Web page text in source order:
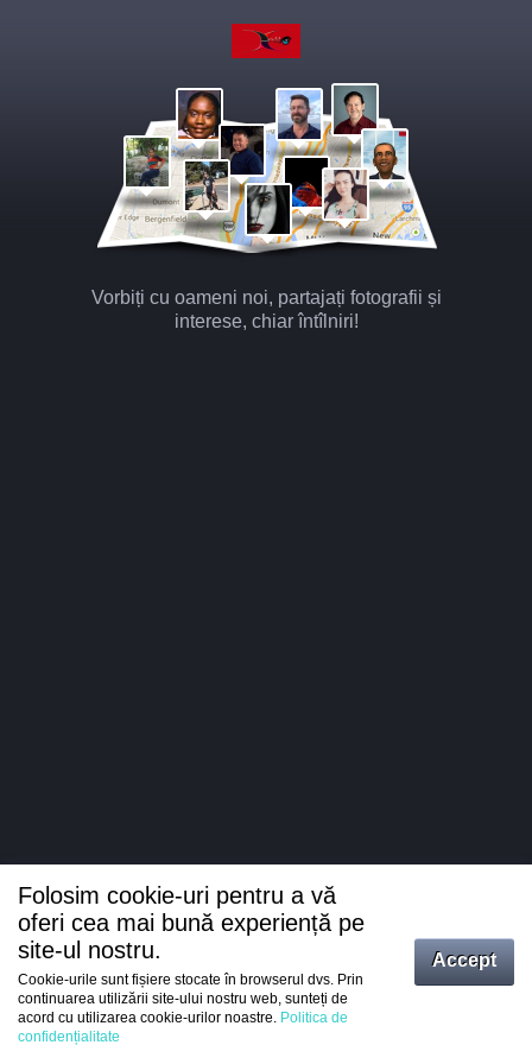
Vorbiți cu oameni noi, partajați fotografii și
interese, chiar întîlniri!
Intrați
Folosim cookie-uri pentru a vă
oferi cea mai bună experiență pe
site-ul nostru.
Cookie-urile sunt fișiere stocate în browserul dvs. Prin
continuarea utilizării site-ului nostru web, sunteți de
acord cu utilizarea cookie-urilor noastre. Politica de
confidențialitate
Accept